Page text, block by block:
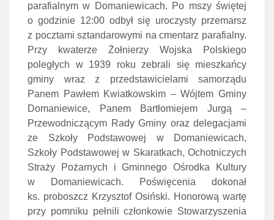
parafialnym w Domaniewicach. Po mszy świętej
o godzinie 12:00 odbył się uroczysty przemarsz
z pocztami sztandarowymi na cmentarz parafialny.
Przy kwaterze Żołnierzy Wojska Polskiego
poległych w 1939 roku zebrali się mieszkańcy
gminy wraz z przedstawicielami samorządu
Panem Pawłem Kwiatkowskim – Wójtem Gminy
Domaniewice, Panem Bartłomiejem Jurgą –
Przewodniczącym Rady Gminy oraz delegacjami
ze Szkoły Podstawowej w Domaniewicach,
Szkoły Podstawowej w Skaratkach, Ochotniczych
Straży Pożarnych i Gminnego Ośrodka Kultury
w Domaniewicach. Poświęcenia dokonał
ks. proboszcz Krzysztof Osiński. Honorową wartę
przy pomniku pełnili członkowie Stowarzyszenia